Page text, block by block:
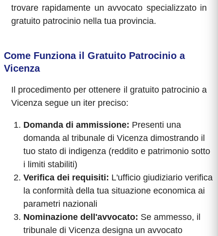
trovare rapidamente un avvocato specializzato in
gratuito patrocinio nella tua provincia.
Come Funziona il Gratuito Patrocinio a
Vicenza
Il procedimento per ottenere il gratuito patrocinio a
Vicenza segue un iter preciso:
Domanda di ammissione: Presenti una
domanda al tribunale di Vicenza dimostrando il
tuo stato di indigenza (reddito e patrimonio sotto
i limiti stabiliti)
Verifica dei requisiti: L'ufficio giudiziario verifica
la conformità della tua situazione economica ai
parametri nazionali
Nominazione dell'avvocato: Se ammesso, il
tribunale di Vicenza designa un avvocato